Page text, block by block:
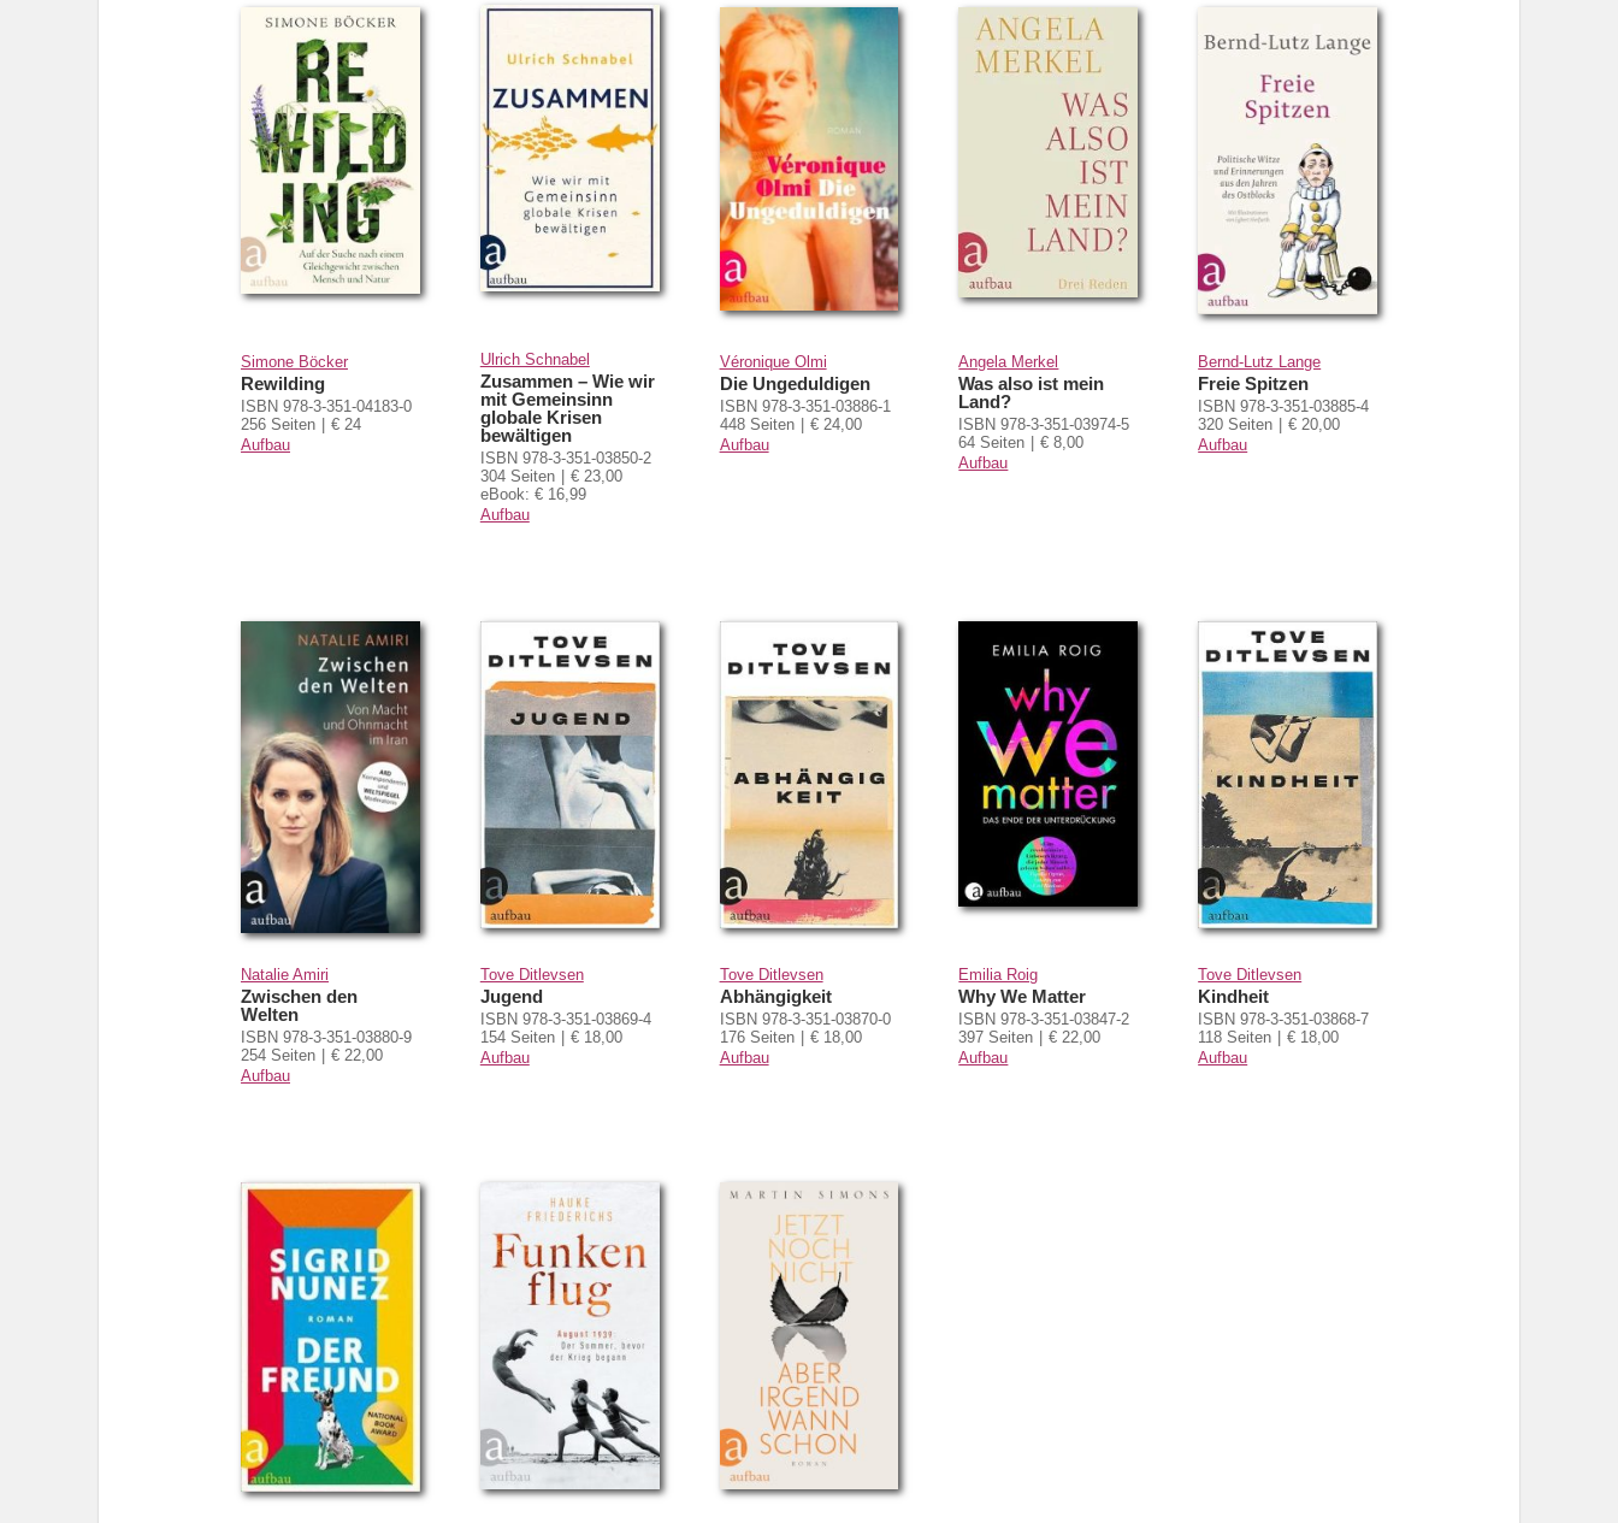
Simone Böcker
Rewilding
ISBN 978-3-351-04183-0
256 Seiten
€ 24
Aufbau
Ulrich Schnabel
Zusammen – Wie wir
mit Gemeinsinn
globale Krisen
bewältigen
ISBN 978-3-351-03850-2
304 Seiten
€ 23,00
eBook: € 16,99
Aufbau
Véronique Olmi
Die Ungeduldigen
ISBN 978-3-351-03886-1
448 Seiten
€ 24,00
Aufbau
Angela Merkel
Was also ist mein
Land?
ISBN 978-3-351-03974-5
64 Seiten
€ 8,00
Aufbau
Bernd-Lutz Lange
Freie Spitzen
ISBN 978-3-351-03885-4
320 Seiten
€ 20,00
Aufbau
Natalie Amiri
Zwischen den
Welten
ISBN 978-3-351-03880-9
254 Seiten
€ 22,00
Aufbau
Tove Ditlevsen
Jugend
ISBN 978-3-351-03869-4
154 Seiten
€ 18,00
Aufbau
Tove Ditlevsen
Abhängigkeit
ISBN 978-3-351-03870-0
176 Seiten
€ 18,00
Aufbau
Emilia Roig
Why We Matter
ISBN 978-3-351-03847-2
397 Seiten
€ 22,00
Aufbau
Tove Ditlevsen
Kindheit
ISBN 978-3-351-03868-7
118 Seiten
€ 18,00
Aufbau